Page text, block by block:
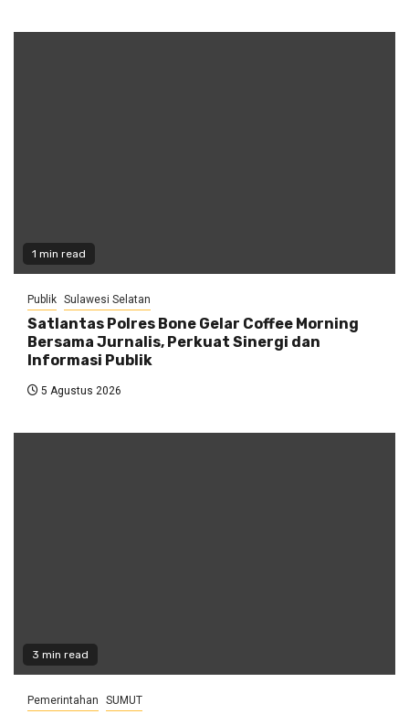
1 min read
Publik Sulawesi Selatan
Satlantas Polres Bone Gelar Coffee Morning
Bersama Jurnalis, Perkuat Sinergi dan
Informasi Publik
5 Agustus 2026
3 min read
Pemerintahan SUMUT